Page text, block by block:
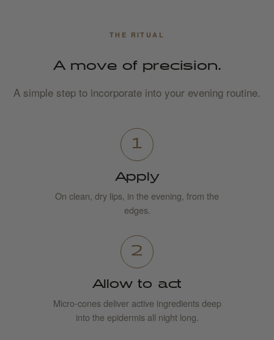
THE RITUAL
A move of precision.
A simple step to incorporate into your evening routine.
1
Apply
On clean, dry lips, in the evening, from the
edges.
2
Allow to act
Micro-cones deliver active ingredients deep
into the epidermis all night long.